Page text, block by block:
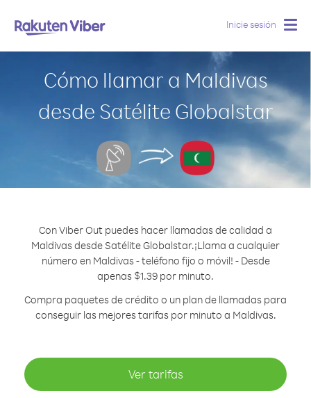
Inicie sesión
Cómo llamar a Maldivas
desde Satélite Globalstar
Con Viber Out puedes hacer llamadas de calidad a
Maldivas desde Satélite Globalstar.¡Llama a cualquier
número en Maldivas - teléfono fijo o móvil! - Desde
apenas $1.39 por minuto.
Compra paquetes de crédito o un plan de llamadas para
conseguir las mejores tarifas por minuto a Maldivas.
Ver tarifas